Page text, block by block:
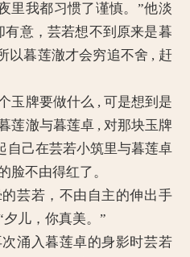
里我都习惯了谨慎。”他淡
有意，芸若想不到原来是暮
以暮莲澈才会穷追不舍 , 赶
牌要做什么 , 可是想到是
莲澈与暮莲卓 , 对那块玉牌
自己在芸若小筑里与暮莲卓
脸不由得红了。
若，不由自主的伸出手
儿，你真美。”
入暮莲卓的身影时芸若